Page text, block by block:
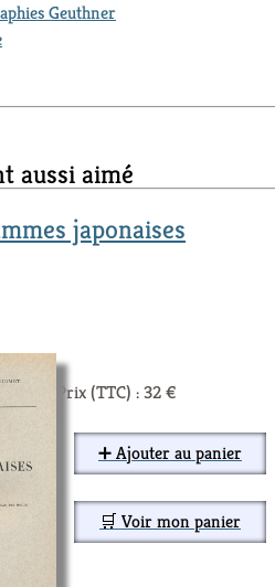
Geuthner
aussi aimé
japonaises
Prix (TTC) : 32 €
➕ Ajouter au panier
🛒 Voir mon panier